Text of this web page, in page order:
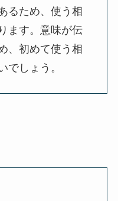
るため、使う相
ます。意味が伝
、初めて使う相
でしょう。